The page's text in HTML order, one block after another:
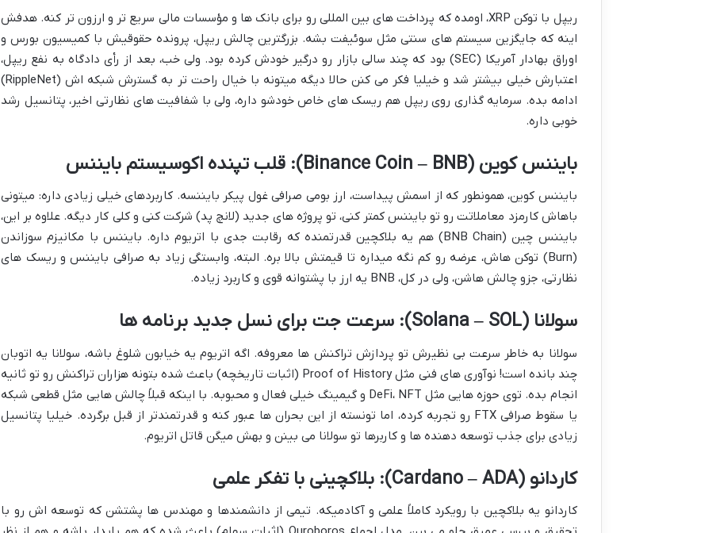
ریپل با توکن XRP، اومده که پرداخت های بین المللی رو برای بانک ها و مؤسسات مالی سریع تر و ارزون تر کنه. هدفش
اینه که جایگزین سیستم های سنتی مثل سوئیفت بشه. بزرگترین چالش ریپل، پرونده حقوقیش با کمیسیون بورس و
اوراق بهادار آمریکا (SEC) بود که چند سالی بازار رو درگیر خودش کرده بود. ولی خب، بعد از رأی دادگاه به نفع ریپل،
اعتبارش خیلی بیشتر شد و خیلیا فکر می کنن حالا دیگه میتونه با خیال راحت تر به گسترش شبکه اش (RippleNet)
ادامه بده. سرمایه گذاری روی ریپل هم ریسک های خاص خودشو داره، ولی با شفافیت های نظارتی اخیر، پتانسیل رشد
خوبی داره.
بایننس کوین (Binance Coin – BNB): قلب تپنده اکوسیستم بایننس
بایننس کوین، همونطور که از اسمش پیداست، ارز بومی صرافی غول پیکر بایننسه. کاربردهای خیلی زیادی داره: میتونی
باهاش کارمزد معاملاتت رو تو بایننس کمتر کنی، تو پروژه های جدید (لانچ پد) شرکت کنی و کلی کار دیگه. علاوه بر این،
بایننس چین (BNB Chain) هم یه بلاکچین قدرتمنده که رقابت جدی با اتریوم داره. بایننس با مکانیزم سوزاندن
(Burn) توکن هاش، عرضه رو کم نگه میداره تا قیمتش بالا بره. البته، وابستگی زیاد به صرافی بایننس و ریسک های
نظارتی، جزو چالش هاشن، ولی در کل، BNB یه ارز با پشتوانه قوی و کاربرد زیاده.
سولانا (Solana – SOL): سرعت جت برای نسل جدید برنامه ها
سولانا به خاطر سرعت بی نظیرش تو پردازش تراکنش ها معروفه. اگه اتریوم یه خیابون شلوغ باشه، سولانا یه اتوبان
چند بانده است! نوآوری های فنی مثل Proof of History (اثبات تاریخچه) باعث شده بتونه هزاران تراکنش رو تو ثانیه
انجام بده. توی حوزه هایی مثل DeFi، NFT و گیمینگ خیلی فعال و محبوبه. با اینکه قبلاً چالش هایی مثل قطعی شبکه
یا سقوط صرافی FTX رو تجربه کرده، اما تونسته از این بحران ها عبور کنه و قدرتمندتر از قبل برگرده. خیلیا پتانسیل
زیادی برای جذب توسعه دهنده ها و کاربرها تو سولانا می بینن و بهش میگن قاتل اتریوم.
کاردانو (Cardano – ADA): بلاکچینی با تفکر علمی
کاردانو یه بلاکچین با رویکرد کاملاً علمی و آکادمیکه. تیمی از دانشمندها و مهندس ها پشتشن که توسعه اش رو با